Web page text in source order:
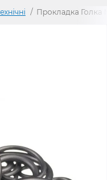
Прокладка Голка